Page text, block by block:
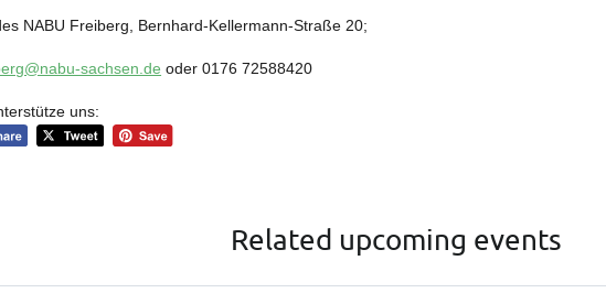
NABU Freiberg, Bernhard-Kellermann-Straße 20;
sachsen.de oder 0176 72588420
uns:
Related upcoming events